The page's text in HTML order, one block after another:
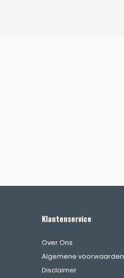
Klantenservice
Over Ons
Algemene voorwaarden
Disclaimer